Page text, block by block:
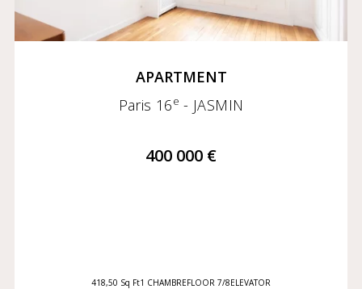
APARTMENT
Paris 16e - JASMIN
400 000 €
418,50 Sq Ft1 CHAMBREFLOOR 7/8ELEVATOR